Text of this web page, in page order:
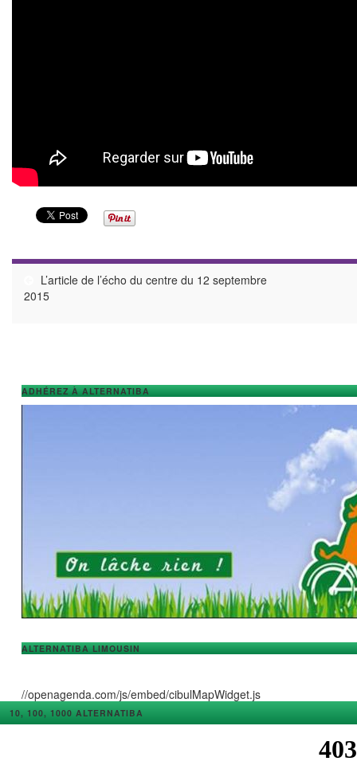
L’article de l’écho du centre du 12 septembre
2015
ADHÉREZ À ALTERNATIBA
ALTERNATIBA LIMOUSIN
//openagenda.com/js/embed/cibulMapWidget.js
10, 100, 1000 ALTERNATIBA